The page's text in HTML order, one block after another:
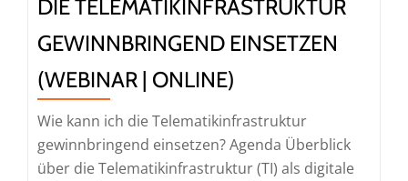
(IHK)
(Seminar
Köln)
DIE TELEMATIKINFRASTRUKTUR
GEWINNBRINGEND EINSETZEN
(WEBINAR | ONLINE)
Wie kann ich die Telematikinfrastruktur
gewinnbringend einsetzen? Agenda Überblick
über die Telematikinfrastruktur (TI) als digitale